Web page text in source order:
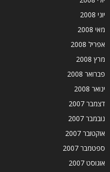
יוני 2008
מאי 2008
אפריל 2008
מרץ 2008
פברואר 2008
ינואר 2008
דצמבר 2007
נובמבר 2007
אוקטובר 2007
ספטמבר 2007
אוגוסט 2007